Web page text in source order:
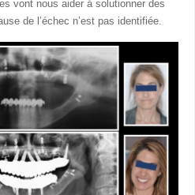
vont nous aider à solutionner des
de l’échec n’est pas identifiée.